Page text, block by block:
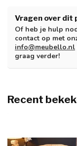
Vragen over dit
Of heb je hulp
contact op met
info@meubello.nl
graag verder!
Recent